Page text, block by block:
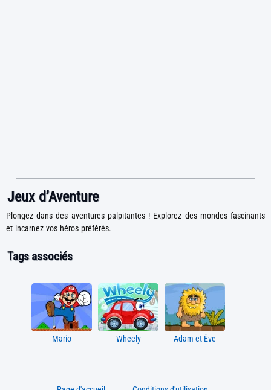
Jeux d’Aventure
Plongez dans des aventures palpitantes ! Explorez des mondes fascinants
et incarnez vos héros préférés.
Tags associés
Mario Wheely Adam et Ève